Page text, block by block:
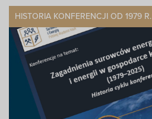
HISTORIA KONFERENCJI OD 1979 R.